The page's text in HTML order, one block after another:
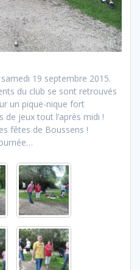
19 septembre 2015.
du club se sont retrouvés
un pique-nique fort
jeux tout l’après midi !
fêtes de Boussens !